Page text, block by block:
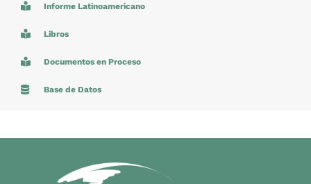
Informe Latinoamericano
Libros
Documentos en Proceso
Base de Datos